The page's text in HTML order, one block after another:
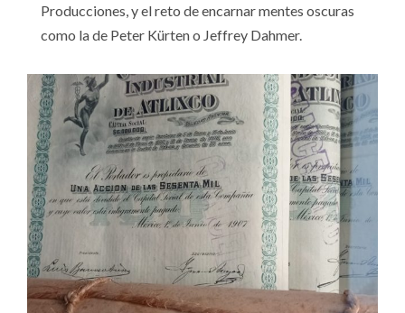
Producciones, y el reto de encarnar mentes oscuras
como la de Peter Kürten o Jeffrey Dahmer.